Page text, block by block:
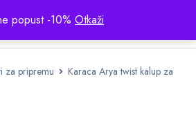
popust -10% Otkaži
za pripremu
Karaca Arya twist kalup za